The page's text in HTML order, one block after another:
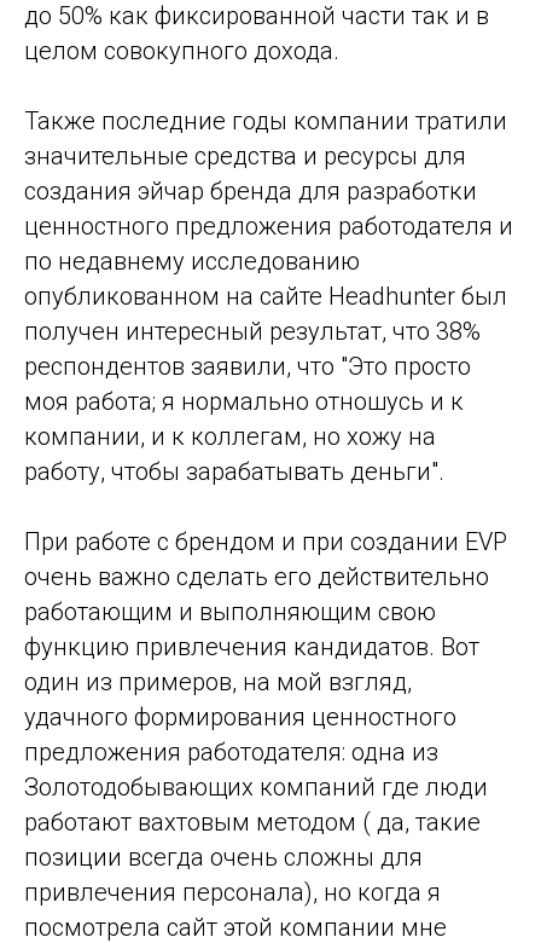
до 50% как фиксированной части так и в
целом совокупного дохода.
Также последние годы компании тратили
значительные средства и ресурсы для
создания эйчар бренда для разработки
ценностного предложения работодателя и
по недавнему исследованию
опубликованном на сайте Headhunter был
получен интересный результат, что 38%
респондентов заявили, что "Это просто
моя работа; я нормально отношусь и к
компании, и к коллегам, но хожу на
работу, чтобы зарабатывать деньги".
При работе с брендом и при создании EVP
очень важно сделать его действительно
работающим и выполняющим свою
функцию привлечения кандидатов. Вот
один из примеров, на мой взгляд,
удачного формирования ценностного
предложения работодателя: одна из
Золотодобывающих компаний где люди
работают вахтовым методом ( да, такие
позиции всегда очень сложны для
привлечения персонала), но когда я
посмотрела сайт этой компании мне